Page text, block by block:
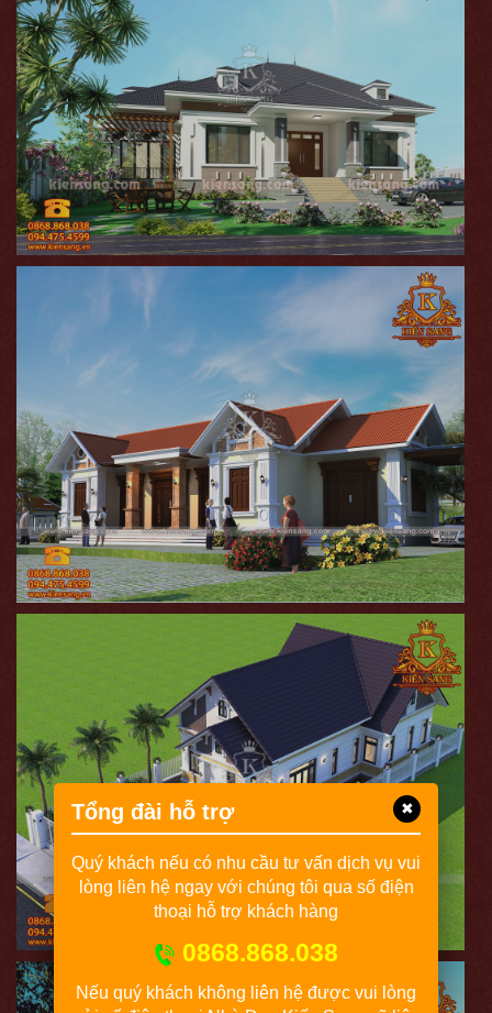
Tổng đài hỗ trợ ✖
Quý khách nếu có nhu cầu tư vấn dịch vụ vui
lòng liên hệ ngay với chúng tôi qua số điện
thoại hỗ trợ khách hàng
0868.868.038
Nếu quý khách không liên hệ được vui lòng